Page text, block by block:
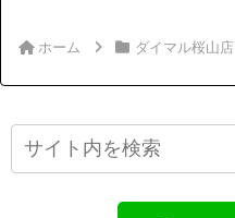
ホーム ダイマル桜山店